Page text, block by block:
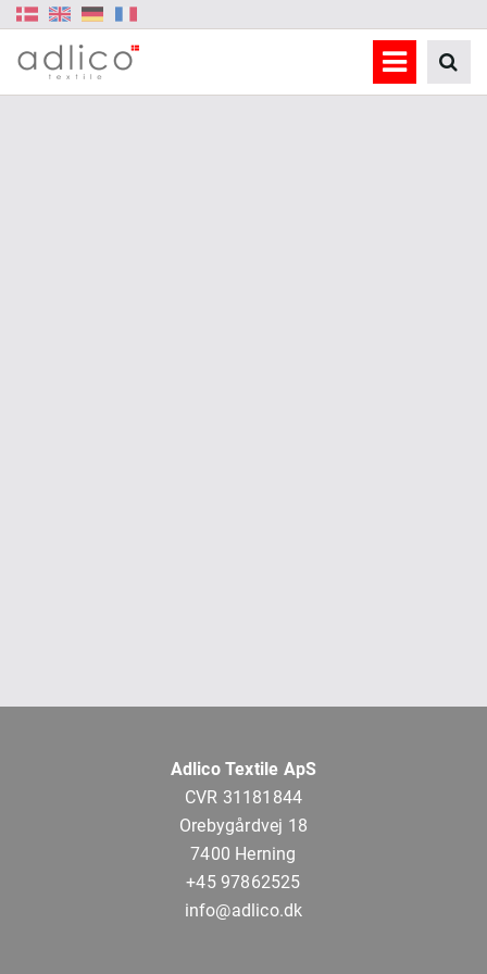
Adlico Textile ApS
CVR 31181844
Orebygårdvej 18
7400 Herning
+45 97862525
info@adlico.dk